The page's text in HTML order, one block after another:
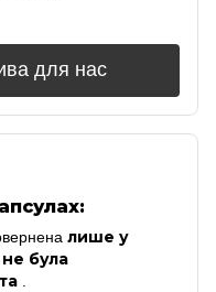
для нас
лише у
була